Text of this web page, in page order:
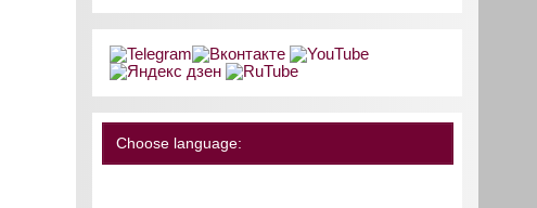
Choose language: